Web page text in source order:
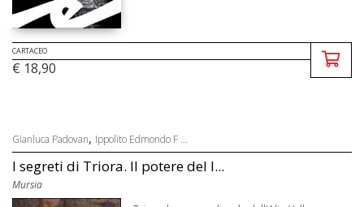
CARTACEO
€ 18,90
Gianluca Padovan, Ippolito Edmondo F ...
I segreti di Triora. Il potere del l...
Mursia